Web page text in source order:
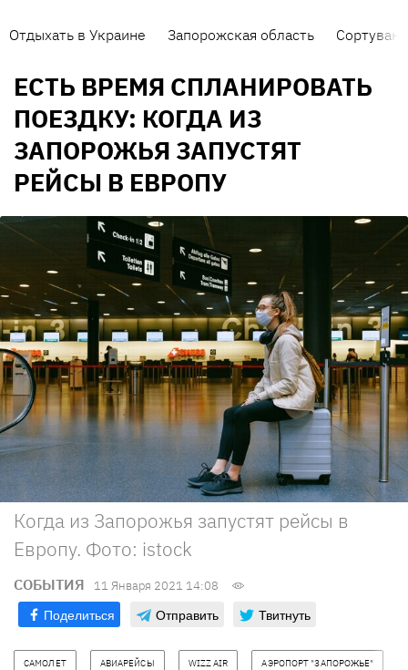
Отдыхать в Украине Запорожская область
ЕСТЬ ВРЕМЯ СПЛАНИРОВАТЬ
ПОЕЗДКУ: КОГДА ИЗ
ЗАПОРОЖЬЯ ЗАПУСТЯТ
РЕЙСЫ В ЕВРОПУ
Когда из Запорожья запустят рейсы в
Европу. Фото: istock
СОБЫТИЯ 11 Января 2021 14:08
Поделиться Отправить Твитнуть
САМОЛЕТ АВИАРЕЙСЫ WIZZ AIR АЭРОПОРТ "ЗАПОРОЖЬЕ"